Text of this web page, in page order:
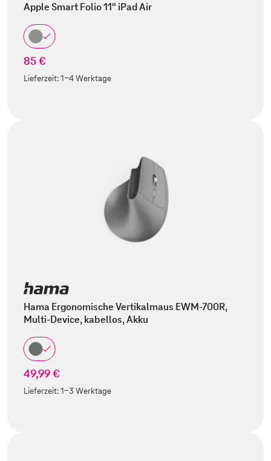
Apple Smart Folio 11" iPad Air
85 €
Lieferzeit:1-4 Werktage
Hama Ergonomische Vertikalmaus EWM-700R,
Multi-Device, kabellos, Akku
49,99 €
Lieferzeit:1-3 Werktage